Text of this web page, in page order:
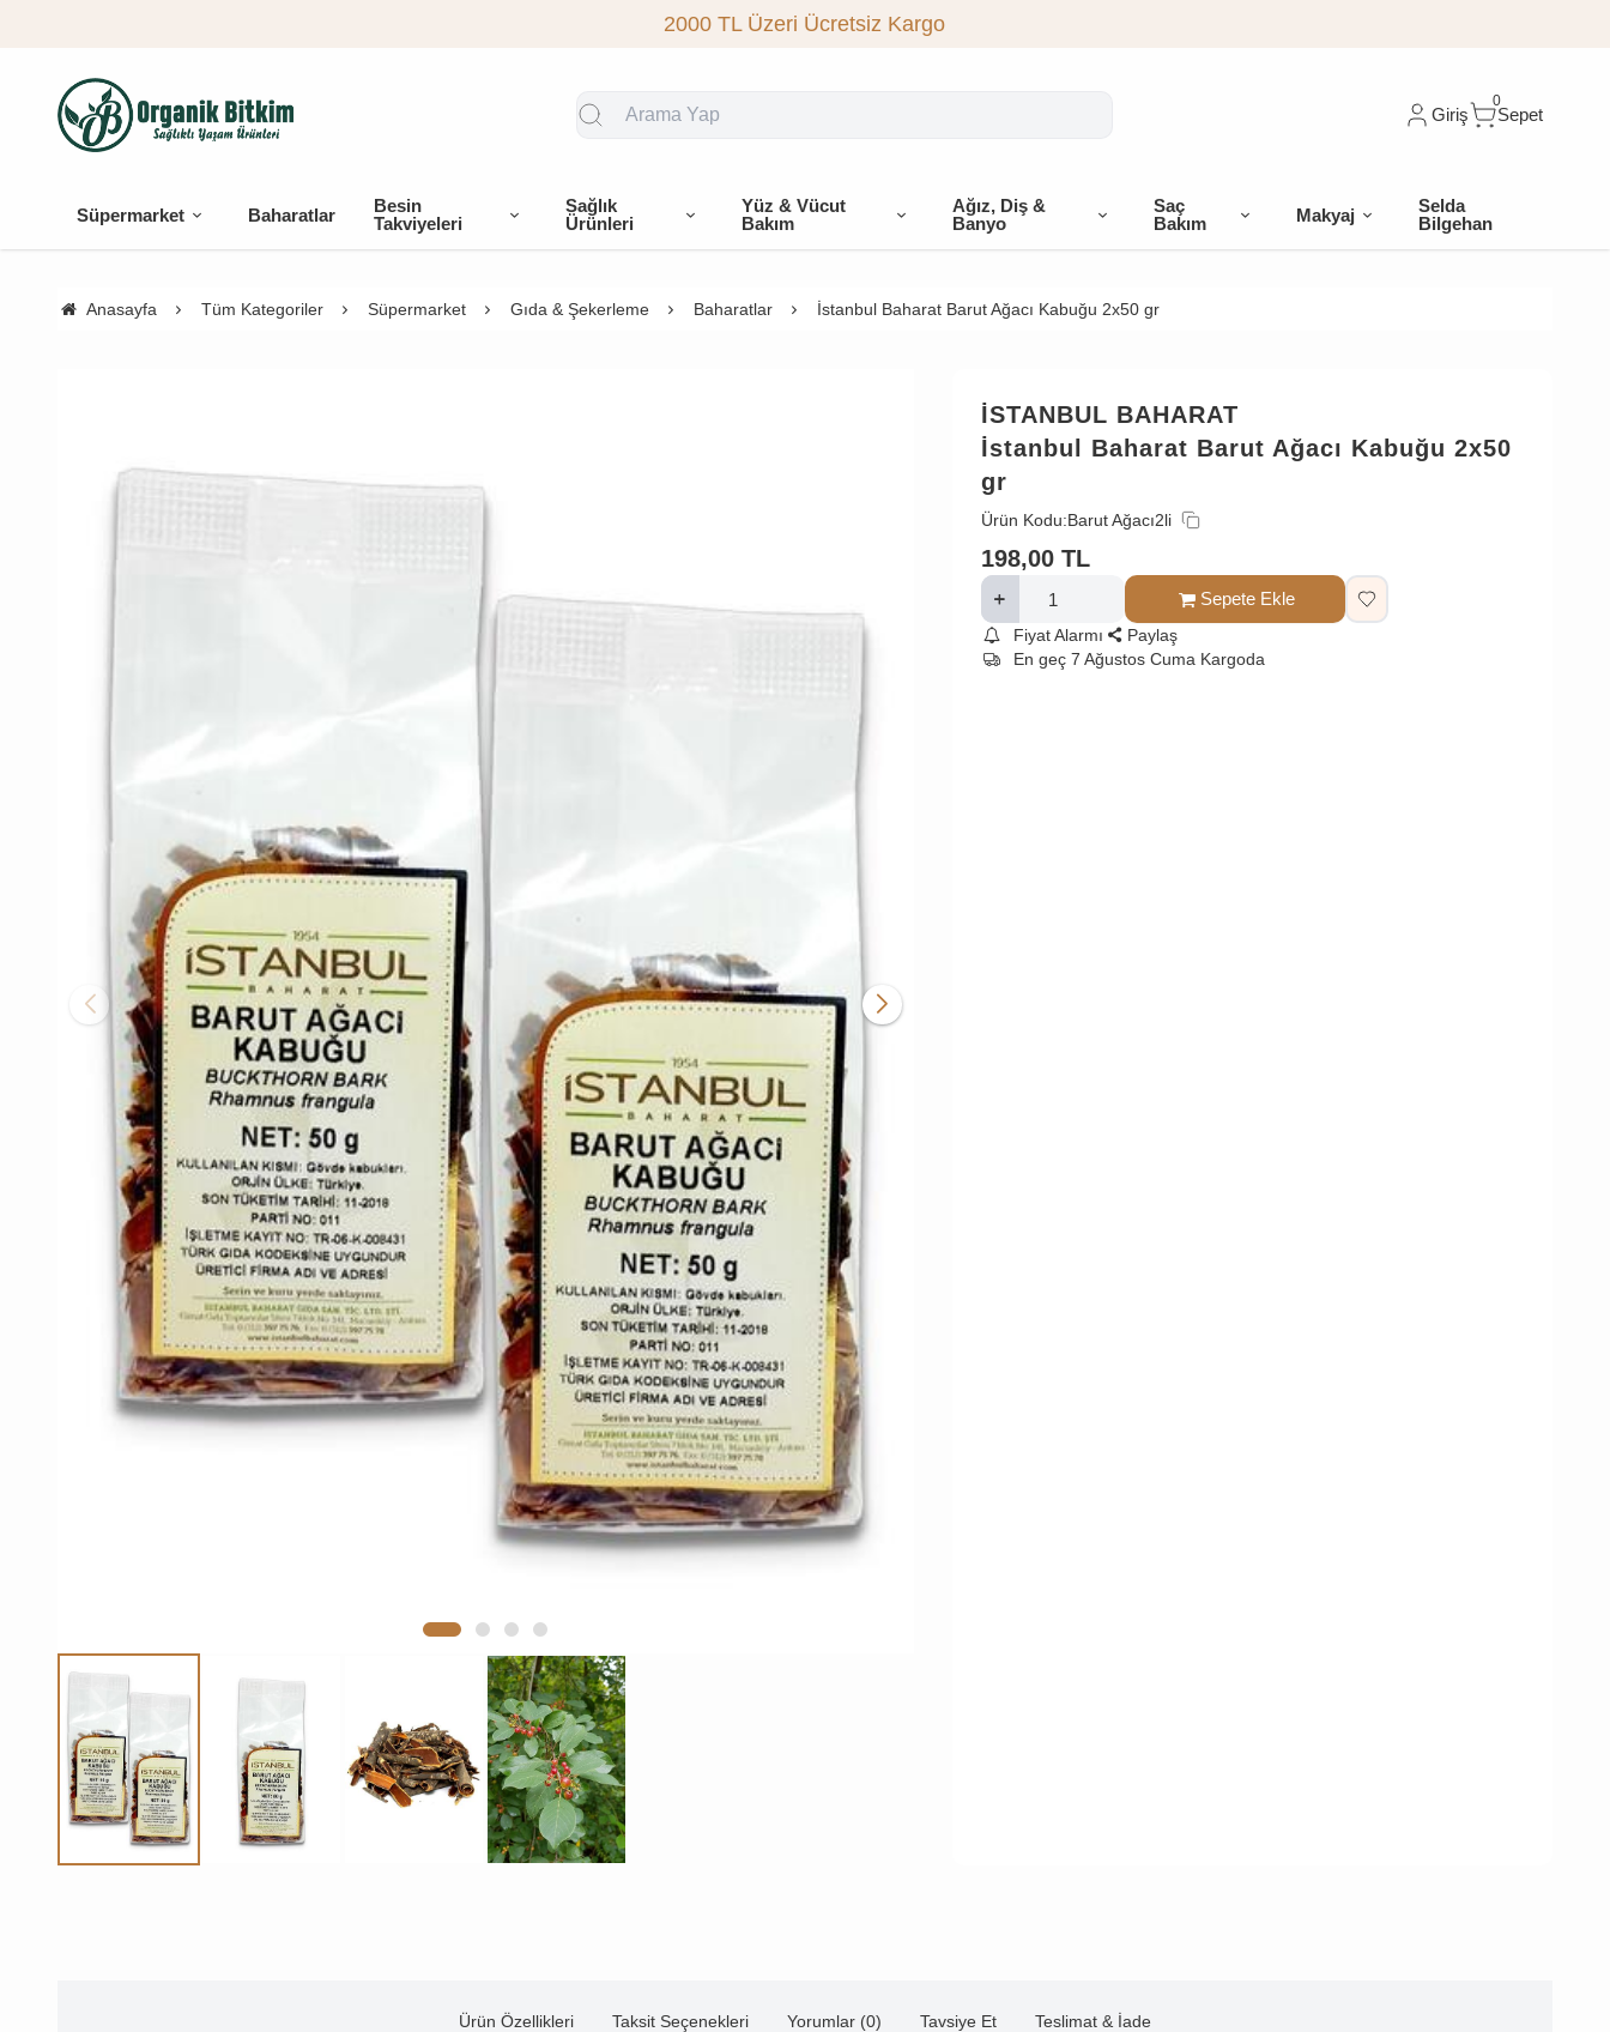
2000 TL Üzeri Ücretsiz Kargo
Giriş
0
Sepet
Süpermarket Baharatlar
Besin
Takviyeleri
Sağlık
Ürünleri
Yüz & Vücut
Bakım
Ağız, Diş &
Banyo
Saç
Bakım
Makyaj
Selda
Bilgehan
Anasayfa Tüm Kategoriler Süpermarket Gıda & Şekerleme Baharatlar İstanbul Baharat Barut Ağacı Kabuğu 2x50 gr
İSTANBUL BAHARAT
İstanbul Baharat Barut Ağacı Kabuğu 2x50
gr
Ürün Kodu:Barut Ağacı2li
198,00 TL
Sepete Ekle
Fiyat Alarmı
Paylaş
En geç 7 Ağustos Cuma Kargoda
Ürün Özellikleri Taksit Seçenekleri Yorumlar (0) Tavsiye Et Teslimat & İade